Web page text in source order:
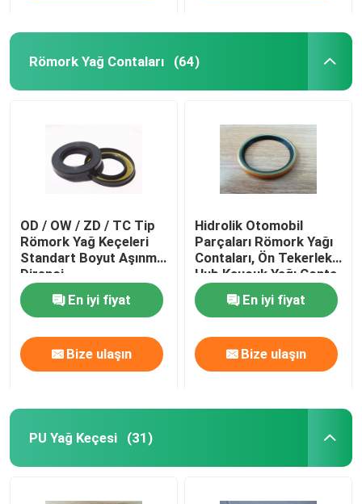
Römork Yağ Contaları (64)
OD / OW / ZD / TC Tip
Römork Yağ Keçeleri
Standart Boyut Aşınma
Direnci
En iyi fiyat
Bize ulaşın
Hidrolik Otomobil
Parçaları Römork Yağı
Contaları, Ön Tekerlek
Hub Kauçuk Yağı Conta
Motor Araba Rulman
En iyi fiyat
Bize ulaşın
PU Yağ Keçesi (31)